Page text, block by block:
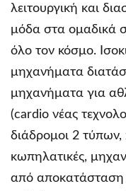
λειτουργική και
μόδα στα ομαδικά
όλο τον κόσμο.
μηχανήματα
μηχανήματα για
(cardio νέας
διάδρομοι 2
κωπηλατικές,
από αποκατάσταση